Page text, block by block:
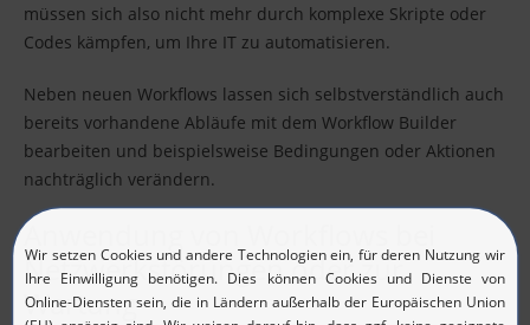
müssen sich also nicht mehr durch komplexe Skripte oder
Codes kämpfen, um Ihre IT zu automatisieren.
Neben neuen Workflows lassen sich selbstverständlich auch
bereits vorhandene Abläufe mit dem Workflow Builder
bearbeiten und beispielsweise Bedingungen oder Aktionen
nachträglich verändern.
Anwendung von Workflows bei
Netzwerkstörungen oder zur
Wartung